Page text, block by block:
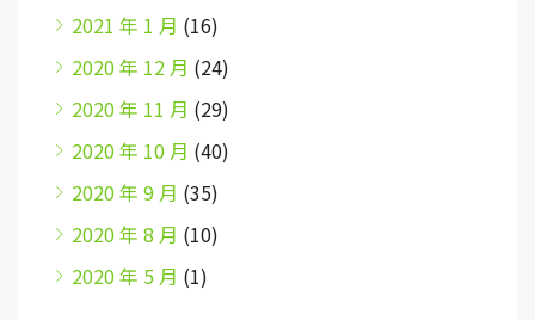
2021 年 1 月 (16)
2020 年 12 月 (24)
2020 年 11 月 (29)
2020 年 10 月 (40)
2020 年 9 月 (35)
2020 年 8 月 (10)
2020 年 5 月 (1)